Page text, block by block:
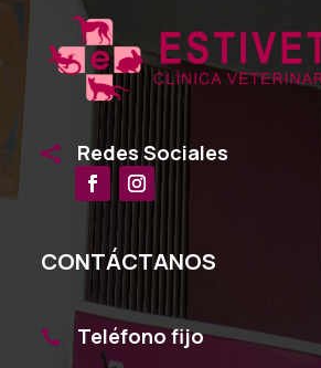
 Redes Sociales
CONTÁCTANOS

Teléfono fijo